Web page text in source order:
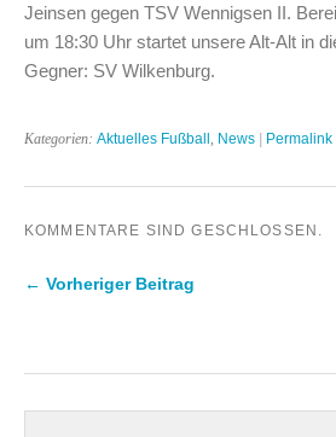
Jeinsen gegen TSV Wennigsen II.
um 18:30 Uhr startet unsere Alt-Alt in
Gegner: SV Wilkenburg.
Kategorien: Aktuelles Fußball News | Permalink
KOMMENTARE SIND GESCHLOSSEN.
← Vorheriger Beitrag